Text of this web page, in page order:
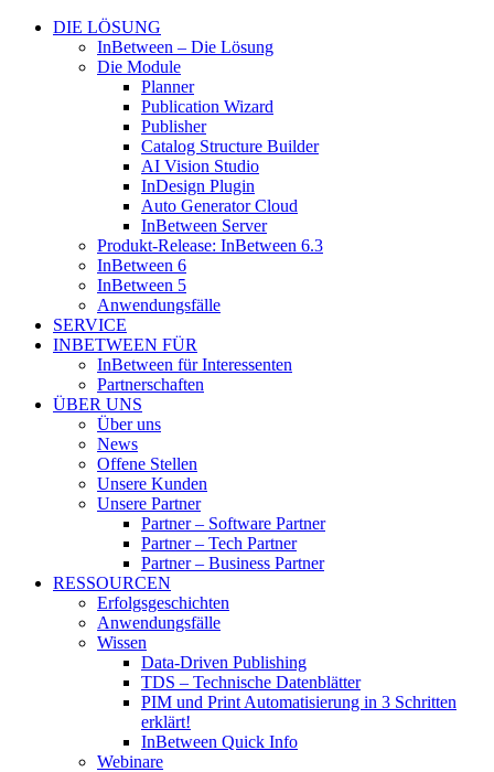
DIE LÖSUNG
InBetween – Die Lösung
Die Module
Planner
Publication Wizard
Publisher
Catalog Structure Builder
AI Vision Studio
InDesign Plugin
Auto Generator Cloud
InBetween Server
Produkt-Release: InBetween 6.3
InBetween 6
InBetween 5
Anwendungsfälle
SERVICE
INBETWEEN FÜR
InBetween für Interessenten
Partnerschaften
ÜBER UNS
Über uns
News
Offene Stellen
Unsere Kunden
Unsere Partner
Partner – Software Partner
Partner – Tech Partner
Partner – Business Partner
RESSOURCEN
Erfolgsgeschichten
Anwendungsfälle
Wissen
Data-Driven Publishing
TDS – Technische Datenblätter
PIM und Print Automatisierung in 3 Schritten
erklärt!
InBetween Quick Info
Webinare